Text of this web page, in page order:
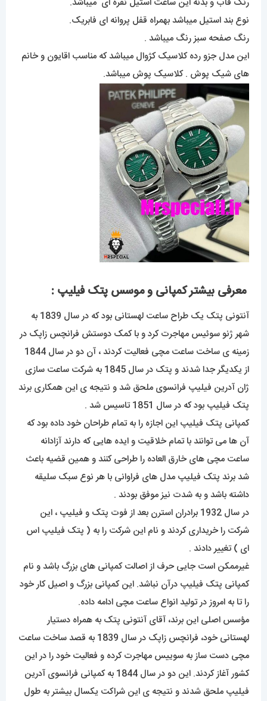
نوع بند استیل میباشد بهمراه قفل پروانه ای فابریک.
رنگ صفحه سبز رنگ میباشد .
این مدل جزو رده کلاسیک کژوال میباشد که مناسب اقایون و خانم
های شیک پوش . کلاسیک پوش میباشد.
معرفی بیشتر کمپانی و موسس پتک فیلیپ :
آنتونی پتک یک طراح ساعت لهستانی بود که در سال 1839 به
شهر ژنو سوئیس مهاجرت کرد و با کمک دوستش فرانچس زاپک در
زمینه ی ساخت ساعت مچی فعالیت کردند ، آن دو در سال 1844
از یکدیگر جدا شدند و پتک در سال 1845 به شرکت ساعت سازی
ژان آدرین فیلیپ فرانسوی ملحق شد و نتیجه ی این همکاری برند
پتک فیلیپ بود که در سال 1851 تاسیس شد .
کمپانی پتک فیلیپ این اجازه را به تمام طراحان خود داده بود که
آن ها می توانند با تمام خلاقیت و ایده هایی که دارند آزادانه
ساعت مچی های خارق العاده را طراحی کنند و همین قضیه باعث
شد برند پتک فیلیپ مدل های فراوانی با هر نوع سبک سلیقه
داشته باشد و به شدت نیز موفق بودند .
در سال 1932 برادران استرن بعد از فوت پتک و فیلیپ ، این
شرکت را خریداری کردند و نام این شرکت را به ( پتک فیلیپ اس
ای ) تغییر دادند .
غیرممکن است جایی حرف از اصالت کمپانی های بزرگ باشد و نام
کمپانی پتک فیلیپ درآن نباشد. این کمپانی بزرگ و اصیل کار خود
را تا به امروز در تولید انواع ساعت مچی ادامه داده.
مؤسس اصلی این برند، آقای آنتونی پتک به همراه دستیار
لهستانی خود، فرانچس زاپک در سال 1839 به قصد ساخت ساعت
مچی دست ساز به سوییس مهاجرت کرده و فعالیت خود را در این
کشور آغاز کردند. این دو در سال 1844 به کمپانی فرانسوی آدرین
فیلیپ ملحق شدند و نتیجه ی این شراکت یکسال بیشتر به طول